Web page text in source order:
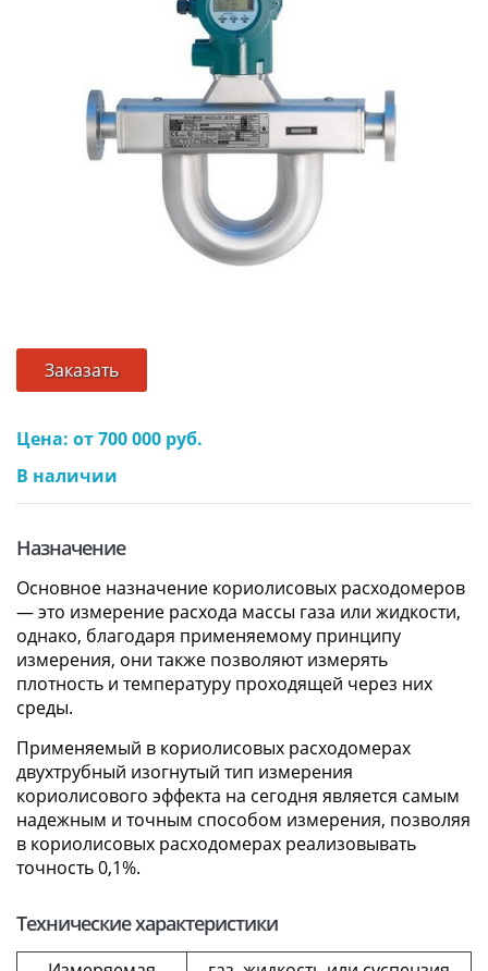
Заказать
Цена: от 700 000 руб.
В наличии
Назначение
Основное назначение кориолисовых расходомеров
— это измерение расхода массы газа или жидкости,
однако, благодаря применяемому принципу
измерения, они также позволяют измерять
плотность и температуру проходящей через них
среды.
Применяемый в кориолисовых расходомерах
двухтрубный изогнутый тип измерения
кориолисового эффекта на сегодня является самым
надежным и точным способом измерения, позволяя
в кориолисовых расходомерах реализовывать
точность 0,1%.
Технические характеристики